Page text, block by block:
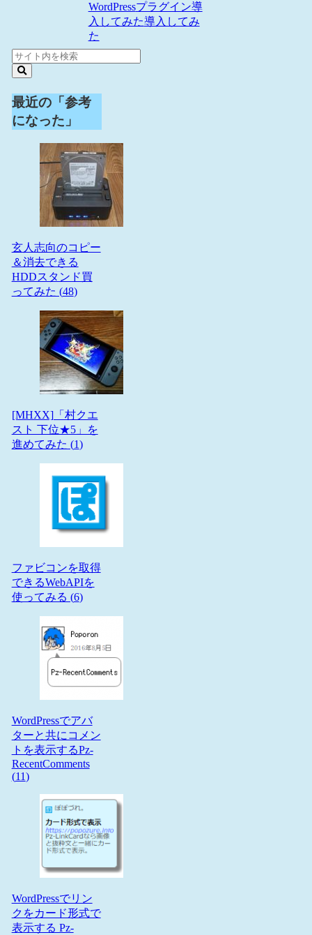
WordPressプラグイン導
入してみた導入してみ
た
最近の「参考
になった」
玄人志向のコピー
＆消去できる
HDDスタンド買
ってみた (48)
[MHXX]「村クエ
スト 下位★5」を
進めてみた (1)
ファビコンを取得
できるWebAPIを
使ってみる (6)
WordPressでアバ
ターと共にコメン
トを表示するPz-
RecentComments
(11)
WordPressでリン
クをカード形式で
表示する Pz-